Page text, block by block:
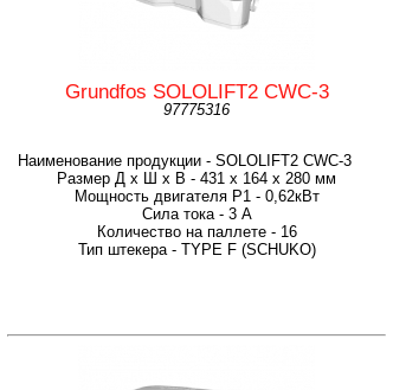
Grundfos SOLOLIFT2 CWC-3
97775316
Наименование продукции - SOLOLIFT2 CWC-3
Размер Д x Ш x В - 431 x 164 x 280 мм
Мощность двигателя P1 - 0,62кВт
Сила тока - 3 A
Количество на паллете - 16
Тип штекера - TYPE F (SCHUKO)